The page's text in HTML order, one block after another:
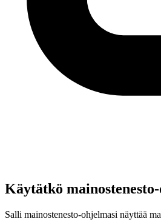
Käytätkö
Salli mainostenesto-ohjelmasi näyttää